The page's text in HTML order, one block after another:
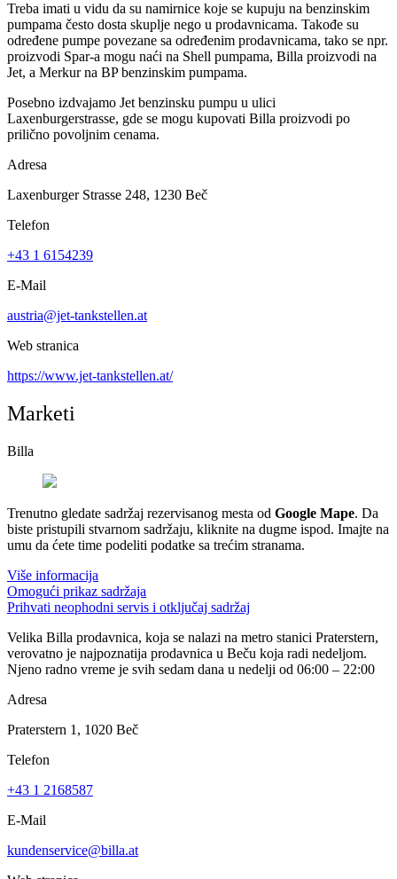
Treba imati u vidu da su namirnice koje se kupuju na benzinskim
pumpama često dosta skuplje nego u prodavnicama. Takođe su
određene pumpe povezane sa određenim prodavnicama, tako se npr.
proizvodi Spar-a mogu naći na Shell pumpama, Billa proizvodi na
Jet, a Merkur na BP benzinskim pumpama.
Posebno izdvajamo Jet benzinsku pumpu u ulici
Laxenburgerstrasse, gde se mogu kupovati Billa proizvodi po
prilično povoljnim cenama.
Adresa
Laxenburger Strasse 248, 1230 Beč
Telefon
+43 1 6154239
E-Mail
austria@jet-tankstellen.at
Web stranica
https://www.jet-tankstellen.at/
Marketi
Billa
Trenutno gledate sadržaj rezervisanog mesta od Google Mape. Da
biste pristupili stvarnom sadržaju, kliknite na dugme ispod. Imajte na
umu da ćete time podeliti podatke sa trećim stranama.
Više informacija
Omogući prikaz sadržaja
Prihvati neophodni servis i otključaj sadržaj
Velika Billa prodavnica, koja se nalazi na metro stanici Praterstern,
verovatno je najpoznatija prodavnica u Beču koja radi nedeljom.
Njeno radno vreme je svih sedam dana u nedelji od 06:00 – 22:00
Adresa
Praterstern 1, 1020 Beč
Telefon
+43 1 2168587
E-Mail
kundenservice@billa.at